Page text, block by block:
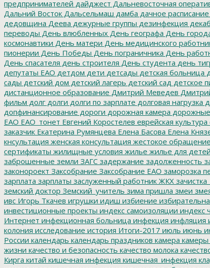
предпринимателей дайджест Дальневосточная
Дальний Восток Дальсельмаш дамба дачное расписание
дедовщина Деева дежурные группы дезинфекция
переводы День влюбленных День географа День
космонавтики День матери День медицинского
пионерии День Победы День пограничника День
День спасателя день строителя День студента день
депутаты ЕАО детдом дети детсады детская больница
сады детский дом детский лагерь детский сад детское
дистанционное образование Дмитрий Меведев
фильм долг долги долги по зарплате долговая нагрузка
допфинансирование дороги дорожная камера
ЕАО ЕАО_тонет Евгений Коростелев еврейская культура
заказчик Екатерина Румянцева Елена Басова Елена
кнсультация женская консультация жестокое
сертификаты жилищные условия жилье жилье для
заброшенные земли ЗАГС задержание задолженность
законороект Заксобрание Заксобрание ЕАО заморозка
зарплата зарплаты заслуженный работник ЖКХ
земский доктор Земский_учитель зима пришла змеи
ивс Игорь Ткачев игрушки идиш избиение
инвестиционные проекты индекс самоизоляции индекс
Интернет инфекционная больница инфекция инфляция
колония исследование история Итоги-2017 июль июнь
России календарь календарь праздников камера камеры
жизни качество и безопасность качество молока
Кирга китай кишечная инфекция кишечная_инфекция